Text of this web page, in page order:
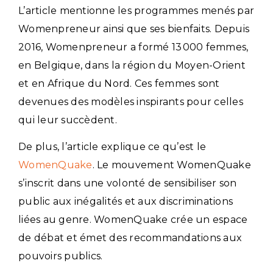
L’article mentionne les programmes menés par
Womenpreneur ainsi que ses bienfaits. Depuis
2016, Womenpreneur a formé 13 000 femmes,
en Belgique, dans la région du Moyen-Orient
et en Afrique du Nord. Ces femmes sont
devenues des modèles inspirants pour celles
qui leur succèdent.
De plus, l’article explique ce qu’est le
WomenQuake. Le mouvement WomenQuake
s’inscrit dans une volonté de sensibiliser son
public aux inégalités et aux discriminations
liées au genre. WomenQuake crée un espace
de débat et émet des recommandations aux
pouvoirs publics.